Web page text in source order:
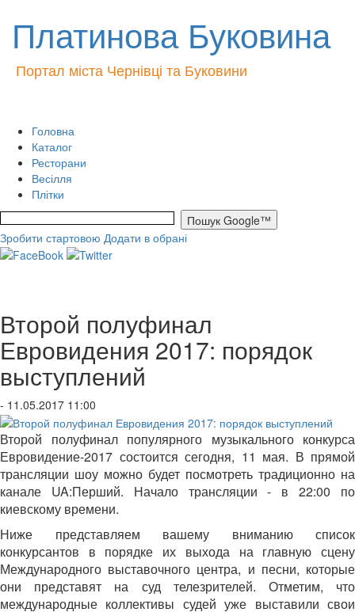
Платинова Буковина
Портал міста Чернівці та Буковини
Головна
Каталог
Ресторани
Весілля
Плітки
Зробити стартовою Додати в обрані
Второй полуфинал
Евровидения 2017: порядок
выступлений
- 11.05.2017 11:00
Второй полуфинал популярного музыкального конкурса
Евровидение-2017 состоится сегодня, 11 мая. В прямой
трансляции шоу можно будет посмотреть традиционно на
канале UA:Перший. Начало трансляции - в 22:00 по
киевскому времени.
Ниже представляем вашему вниманию список
конкурсантов в порядке их выхода на главную сцену
Международного выставочного центра, и песни, которые
они представят на суд телезрителей. Отметим, что
международные коллективы судей уже выставили свои